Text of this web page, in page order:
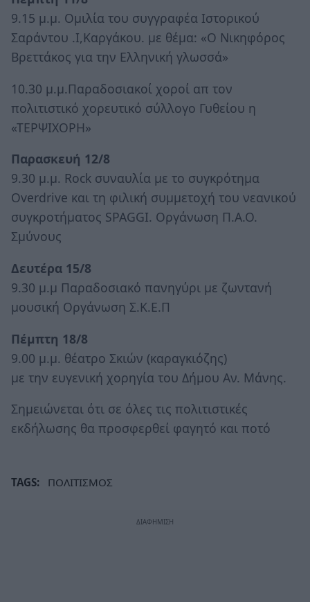
9.15 μ.μ. Ομιλία του συγγραφέα Ιστορικού
Σαράντου .Ι,Καργάκου. με θέμα: «Ο Νικηφόρος
Βρεττάκος για την Ελληνική γλωσσά»
10.30 μ.μ.Παραδοσιακοί χοροί απ τον
πολιτιστικό χορευτικό σύλλογο Γυθείου η
«ΤΕΡΨΙΧΟΡΗ»
Παρασκευή 12/8
9.30 μ.μ. Rock συναυλία με το συγκρότημα
Overdrive και τη φιλική συμμετοχή του νεανικού
συγκροτήματος SPAGGI. Οργάνωση Π.Α.Ο.
Σμύνους
Δευτέρα 15/8
9.30 μ.μ Παραδοσιακό πανηγύρι με ζωντανή
μουσική Οργάνωση Σ.Κ.Ε.Π
Πέμπτη 18/8
9.00 μ.μ. θέατρο Σκιών (καραγκιόζης)
με την ευγενική χορηγία του Δήμου Αν. Μάνης.
Σημειώνεται ότι σε όλες τις πολιτιστικές
εκδήλωσης θα προσφερθεί φαγητό και ποτό
TAGS: ΠΟΛΙΤΙΣΜΟΣ